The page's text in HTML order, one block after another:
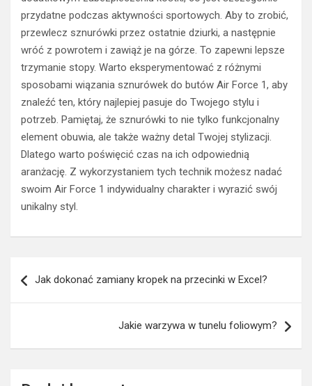
przydatne podczas aktywności sportowych. Aby to zrobić,
przewlecz sznurówki przez ostatnie dziurki, a następnie
wróć z powrotem i zawiąż je na górze. To zapewni lepsze
trzymanie stopy. Warto eksperymentować z różnymi
sposobami wiązania sznurówek do butów Air Force 1, aby
znaleźć ten, który najlepiej pasuje do Twojego stylu i
potrzeb. Pamiętaj, że sznurówki to nie tylko funkcjonalny
element obuwia, ale także ważny detal Twojej stylizacji.
Dlatego warto poświęcić czas na ich odpowiednią
aranżację. Z wykorzystaniem tych technik możesz nadać
swoim Air Force 1 indywidualny charakter i wyrazić swój
unikalny styl.
wpisu
Jak dokonać zamiany kropek na przecinki w Excel?
Jakie warzywa w tunelu foliowym?